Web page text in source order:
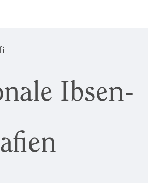
Ibsen-